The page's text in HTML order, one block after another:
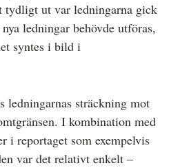
tydligt ut var ledningarna gick
ledningar behövde utföras,
syntes i bild i
ledningarnas sträckning mot
I kombination med
i reportaget som exempelvis
var det relativt enkelt –